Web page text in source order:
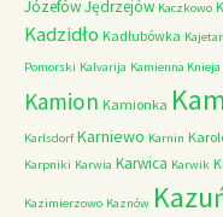
JózefówJędrzejów Kaczkowo
Kadzidło Kadłubówka
Pomorski Kalvarija Kamienna Knieja
Kamion Kamionka
Karlsdorf Karniewo Karnin
Karpniki Karwia Karwica Karwik
Kazimierzowo Kaznów